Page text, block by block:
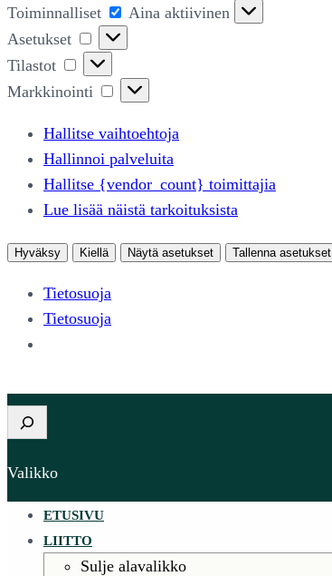
Toiminnalliset Toiminnalliset
Aina aktiivinen
Asetukset
Asetukset
Tilastot
Tilastot
Markkinointi
Markkinointi
Hallitse vaihtoehtoja
Hallinnoi palveluita
Hallitse {vendor_count} toimittajia
Lue lisää näistä tarkoituksista
Hyväksy Kiellä Näytä asetukset Tallenna asetukset
Tietosuoja
Tietosuoja
Etsi
Valikko
ETUSIVU
LIITTO
Sulje alavalikko